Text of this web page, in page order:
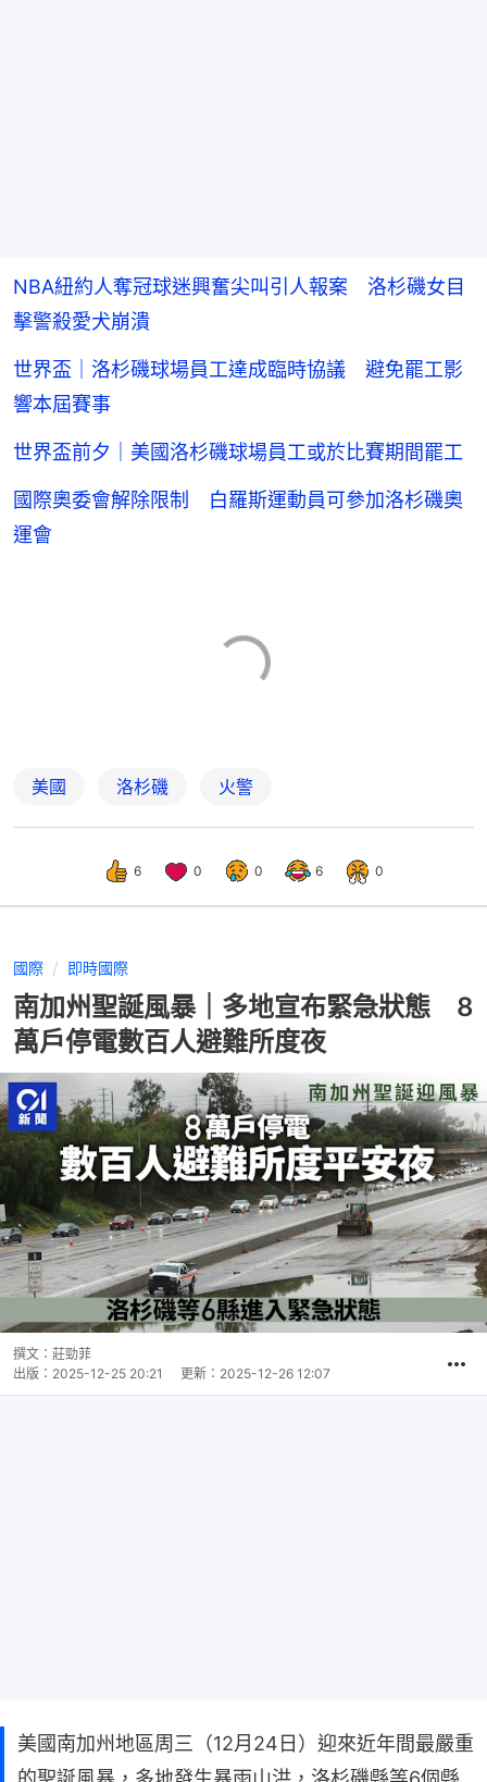
NBA紐約人奪冠球迷興奮尖叫引人報案 洛杉磯女目
擊警殺愛犬崩潰
世界盃｜洛杉磯球場員工達成臨時協議 避免罷工影
響本屆賽事
世界盃前夕｜美國洛杉磯球場員工或於比賽期間罷工
國際奧委會解除限制 白羅斯運動員可參加洛杉磯奧
運會
美國 洛杉磯 火警
6 0 0 6 0
國際 即時國際
南加州聖誕風暴｜多地宣布緊急狀態 8
萬戶停電數百人避難所度夜
撰文： 莊勁菲
出版： 2025-12-25 20:21 更新： 2025-12-26 12:07
美國南加州地區周三（12月24日）迎來近年間最嚴重